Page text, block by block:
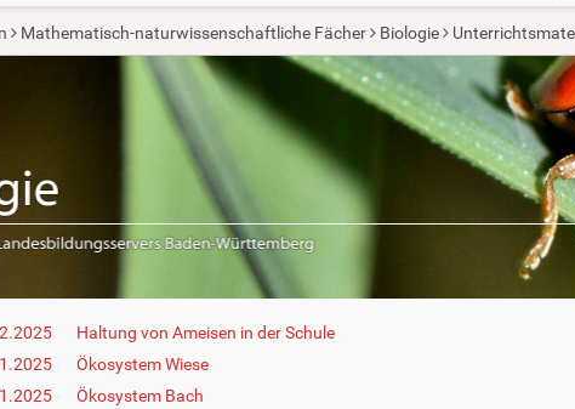
Mathematisch-naturwissenschaftliche Fächer Biologie
Haltung von Ameisen in der Schule
Ökosystem Wiese
Ökosystem Bach